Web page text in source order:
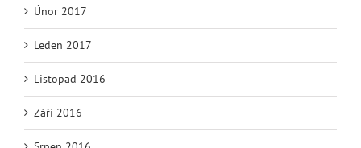
Únor 2017
Leden 2017
Listopad 2016
Září 2016